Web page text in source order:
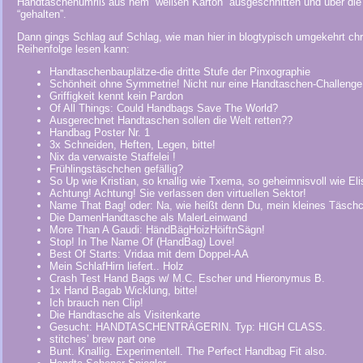
“gehalten”.
Dann gings Schlag auf Schlag, wie man hier in blogtypisch umgekehrt
Reihenfolge lesen kann:
Handtaschenbauplätze-die dritte Stufe der Pinxographie
Schönheit ohne Symmetrie! Nicht nur eine Handtaschen-
Griffigkeit kennt kein Pardon
Of All Things: Could Handbags Save The World?
Ausgerechnet Handtaschen sollen die Welt retten??
Handbag Poster Nr. 1
3x Schneiden, Heften, Legen, bitte!
Nix da verwaiste Staffelei !
Frühlingstäschchen gefällig?
So Up wie Kristian, so knallig wie Txema, so geheimnisvoll wie
Achtung! Achtung! Sie verlassen den virtuellen Sektor!
Name That Bag! oder: Na, wie heißt denn Du, mein kleines
Die DamenHandtasche als MalerLeinwand
More Than A Gaudi: HändBägHoizHöiftnSägn!
Stop! In The Name Of (HandBag) Love!
Best Of Starts: Vridaa mit dem Doppel-AA
Mein SchlafHirn liefert.. Holz
Crash Test Hand Bags w/ M.C. Escher und Hieronymus B.
1x Hand Bagab Wicklung, bitte!
Ich brauch nen Clip!
Die Handtasche als Visitenkarte
Gesucht: HANDTASCHENTRÄGERIN. Typ: HIGH CLASS.
stitches’ brew part one
Bunt. Knallig. Experimentell. The Perfect Handbag Fit also.